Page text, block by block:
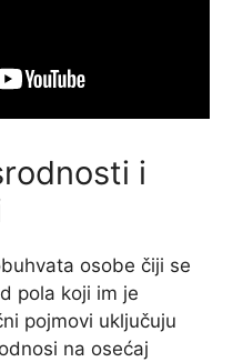
i
osobe čiji se
pola koji im je
pojmovi uključuju
na osećaj